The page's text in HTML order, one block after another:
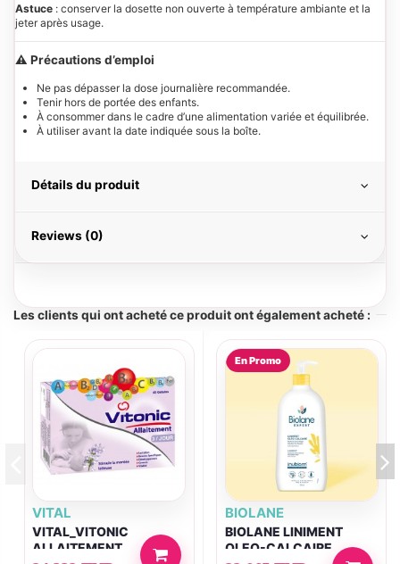
Astuce : conserver la dosette non ouverte à température ambiante et la
jeter après usage.
⚠️ Précautions d’emploi
Ne pas dépasser la dose journalière recommandée.
Tenir hors de portée des enfants.
À consommer dans le cadre d’une alimentation variée et équilibrée.
À utiliser avant la date indiquée sous la boîte.
Détails du produit
Reviews (0)
Les clients qui ont acheté ce produit ont également acheté :
VITAL
VITAL_VITONIC
ALLAITEMENT
En Promo
BIOLANE
BIOLANE LINIMENT
OLEO-CALCAIRE